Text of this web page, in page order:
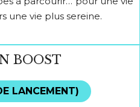
une vie plus sereine.
BOOST
LANCEMENT)